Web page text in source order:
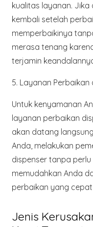
kualitas layanan.
kembali setelah
memperbaikinya
merasa tenang
terjamin
5. Layanan Perbaikan
Untuk kenyamanan
layanan perbaikan
akan datang
Anda, melakukan
dispenser tanpa
memudahkan Anda
perbaikan yang
Jenis